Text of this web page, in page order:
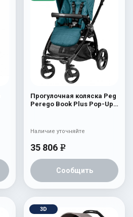
Прогулочная коляска Peg
Perego Book Plus Pop-Up
35 806 e
Сообщить
Наличие уточняйте
3D